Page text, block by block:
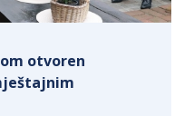
otvoren